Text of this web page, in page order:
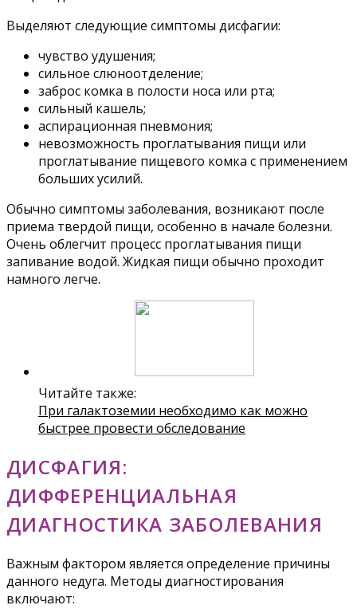
Выделяют следующие симптомы дисфагии:
чувство удушения;
сильное слюноотделение;
заброс комка в полости носа или рта;
сильный кашель;
аспирационная пневмония;
невозможность проглатывания пищи или
проглатывание пищевого комка с применением
больших усилий.
Обычно симптомы заболевания, возникают после
приема твердой пищи, особенно в начале болезни.
Очень облегчит процесс проглатывания пищи
запивание водой. Жидкая пищи обычно проходит
намного легче.
Читайте также:
При галактоземии необходимо как можно
быстрее провести обследование
ДИСФАГИЯ:
ДИФФЕРЕНЦИАЛЬНАЯ
ДИАГНОСТИКА ЗАБОЛЕВАНИЯ
Важным фактором является определение причины
данного недуга. Методы диагностирования
включают: